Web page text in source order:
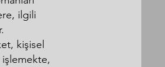
ilgili
kişisel